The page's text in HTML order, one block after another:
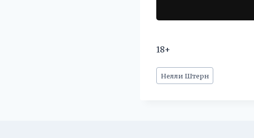
18+
Метки
записи:
Нелли Штерн